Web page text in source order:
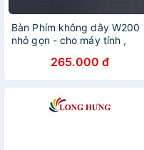
Bàn Phím không dây W200
nhỏ gọn - cho máy tính ,
tính bảng hàng nhập khẩu
265.000 đ